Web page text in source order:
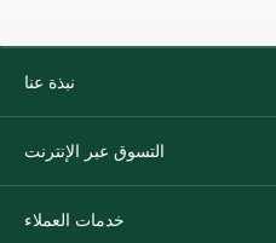
نبذة عنا
التسوق عبر الإنترنت
خدمات العملاء